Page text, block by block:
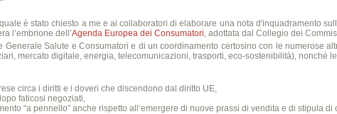
è stato chiesto a me e ai collaboratori di elaborare una nota d'inquadramento
l’embrione dell’Agenda Europea dei Consumatori, adottata dal Collegio dei
Salute e Consumatori e di un coordinamento certosino con le numerose
mercato digitale, energia, telecomunicazioni, trasporti, eco-sostenibilità), nonché
circa i diritti e i doveri che discendono dal diritto UE,
faticosi negoziati,
“a pennello” anche rispetto all’emergere di nuove prassi di vendita e di stipula di